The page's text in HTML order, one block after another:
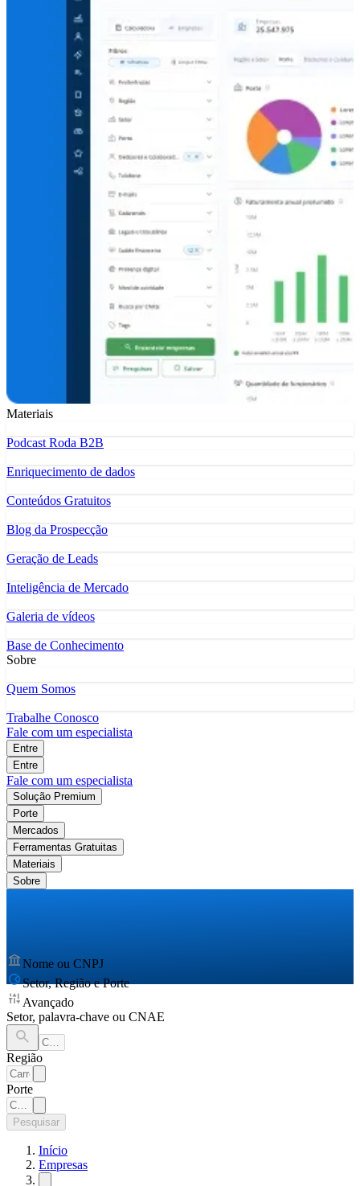
Materiais
Podcast Roda B2B
Enriquecimento de dados
Conteúdos Gratuitos
Blog da Prospecção
Geração de Leads
Inteligência de Mercado
Galeria de vídeos
Base de Conhecimento
Sobre
Quem Somos
Trabalhe Conosco
Fale com um especialista
Entre
Entre
Fale com um especialista
Solução Premium
Porte
Mercados
Ferramentas Gratuitas
Materiais
Sobre
Nome ou CNPJ
Setor, Região e Porte
Avançado
Setor, palavra-chave ou CNAE
Região
Porte
Pesquisar
Início
Empresas